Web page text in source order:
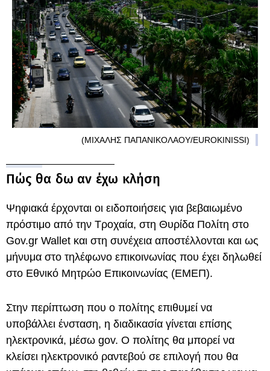
(ΜΙΧΑΛΗΣ ΠΑΠΑΝΙΚΟΛΑΟΥ/EUROKINISSI)
Πώς θα δω αν έχω κλήση
Ψηφιακά έρχονται οι ειδοποιήσεις για βεβαιωμένο
πρόστιμο από την Τροχαία, στη Θυρίδα Πολίτη στο
Gov.gr Wallet και στη συνέχεια αποστέλλονται και ως
μήνυμα στο τηλέφωνο επικοινωνίας που έχει δηλωθεί
στο Εθνικό Μητρώο Επικοινωνίας (ΕΜΕΠ).
Στην περίπτωση που ο πολίτης επιθυμεί να
υποβάλλει ένσταση, η διαδικασία γίνεται επίσης
ηλεκτρονικά, μέσω gov. Ο πολίτης θα μπορεί να
κλείσει ηλεκτρονικό ραντεβού σε επιλογή που θα